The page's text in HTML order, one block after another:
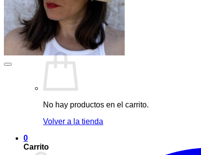
Buscar
por:
Acceder / Registrarse
Carrito / 0,00 0
No hay productos en el carrito.
Volver a la tienda
0
Carrito